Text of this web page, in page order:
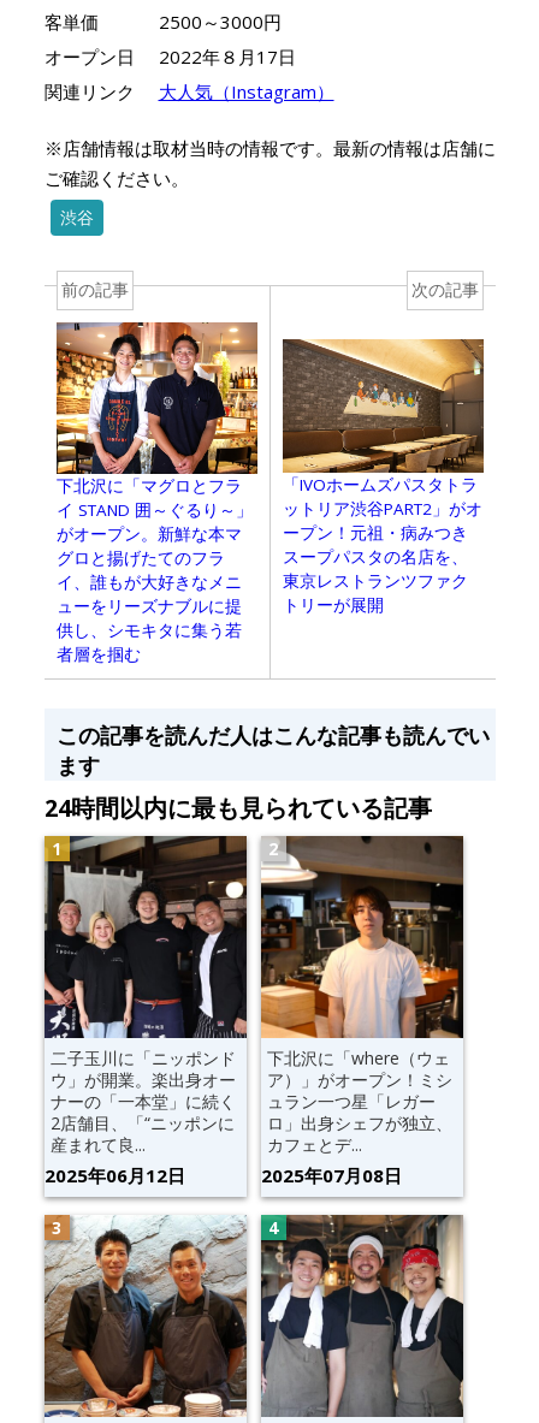
客単価
2500～3000円
オープン日
2022年８月17日
関連リンク
大人気（Instagram）
※店舗情報は取材当時の情報です。最新の情報は店舗に
ご確認ください。
渋谷
前の記事
下北沢に「マグロとフラ
イ STAND 囲～ぐるり～」
がオープン。新鮮な本マ
グロと揚げたてのフラ
イ、誰もが大好きなメニ
ューをリーズナブルに提
供し、シモキタに集う若
者層を掴む
次の記事
「IVOホームズパスタトラ
ットリア渋谷PART2」がオ
ープン！元祖・病みつき
スープパスタの名店を、
東京レストランツファク
トリーが展開
この記事を読んだ人はこんな記事も読んでい
ます
24時間以内に最も見られている記事
二子玉川に「ニッポンド
ウ」が開業。楽出身オー
ナーの「一本堂」に続く
2店舗目、「“ニッポンに
産まれて良...
2025年06月12日
下北沢に「where（ウェ
ア）」がオープン！ミシ
ュラン一つ星「レガー
ロ」出身シェフが独立、
カフェとデ...
2025年07月08日